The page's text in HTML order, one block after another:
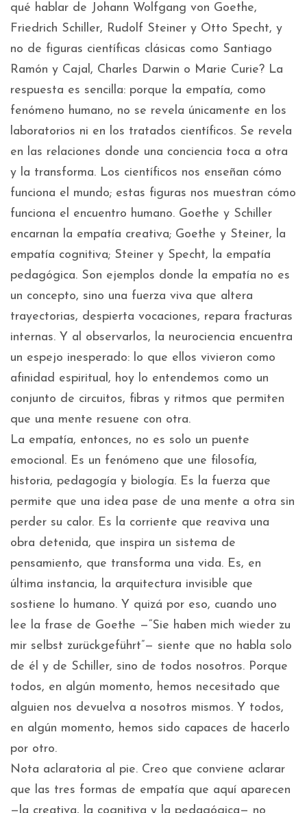
qué hablar de Johann Wolfgang von Goethe,
Friedrich Schiller, Rudolf Steiner y Otto Specht, y
no de figuras científicas clásicas como Santiago
Ramón y Cajal, Charles Darwin o Marie Curie? La
respuesta es sencilla: porque la empatía, como
fenómeno humano, no se revela únicamente en los
laboratorios ni en los tratados científicos. Se revela
en las relaciones donde una conciencia toca a otra
y la transforma. Los científicos nos enseñan cómo
funciona el mundo; estas figuras nos muestran cómo
funciona el encuentro humano. Goethe y Schiller
encarnan la empatía creativa; Goethe y Steiner, la
empatía cognitiva; Steiner y Specht, la empatía
pedagógica. Son ejemplos donde la empatía no es
un concepto, sino una fuerza viva que altera
trayectorias, despierta vocaciones, repara fracturas
internas. Y al observarlos, la neurociencia encuentra
un espejo inesperado: lo que ellos vivieron como
afinidad espiritual, hoy lo entendemos como un
conjunto de circuitos, fibras y ritmos que permiten
que una mente resuene con otra.
La empatía, entonces, no es solo un puente
emocional. Es un fenómeno que une filosofía,
historia, pedagogía y biología. Es la fuerza que
permite que una idea pase de una mente a otra sin
perder su calor. Es la corriente que reaviva una
obra detenida, que inspira un sistema de
pensamiento, que transforma una vida. Es, en
última instancia, la arquitectura invisible que
sostiene lo humano. Y quizá por eso, cuando uno
lee la frase de Goethe —“Sie haben mich wieder zu
mir selbst zurückgeführt”— siente que no habla solo
de él y de Schiller, sino de todos nosotros. Porque
todos, en algún momento, hemos necesitado que
alguien nos devuelva a nosotros mismos. Y todos,
en algún momento, hemos sido capaces de hacerlo
por otro.
Nota aclaratoria al pie. Creo que conviene aclarar
que las tres formas de empatía que aquí aparecen
—la creativa, la cognitiva y la pedagógica— no